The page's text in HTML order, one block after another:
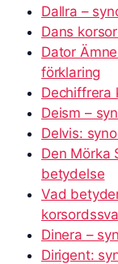
Dallra –
Dans
Dator
förklaring
Dechiffrera
Deism –
Delvis:
Den Mörka
betydelse
Vad
Dinera –
Dirigent: